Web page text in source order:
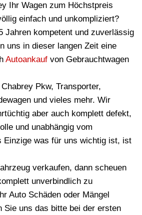
Ihr Wagen zum Höchstpreis
einfach und unkompliziert?
Jahren kompetent und zuverlässig
uns in dieser langen Zeit eine
Autoankauf von Gebrauchtwagen
Pkw, Transporter,
und vieles mehr. Wir
aber auch komplett defekt,
und unabhängig vom
Einzige was für uns wichtig ist, ist
verkaufen, dann scheuen
unverbindlich zu
Auto Schäden oder Mängel
Sie uns das bitte bei der ersten